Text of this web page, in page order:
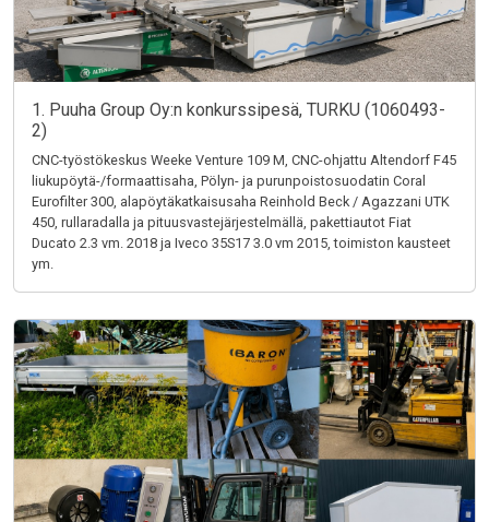
1. Puuha Group Oy:n konkurssipesä, TURKU (1060493-
2)
CNC-työstökeskus Weeke Venture 109 M, CNC-ohjattu Altendorf F45
liukupöytä-/formaattisaha, Pölyn- ja purunpoistosuodatin Coral
Eurofilter 300, alapöytäkatkaisusaha Reinhold Beck / Agazzani UTK
450, rullaradalla ja pituusvastejärjestelmällä, pakettiautot Fiat
Ducato 2.3 vm. 2018 ja Iveco 35S17 3.0 vm 2015, toimiston kausteet
ym.